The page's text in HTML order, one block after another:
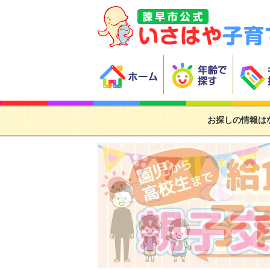
お探しの情報は